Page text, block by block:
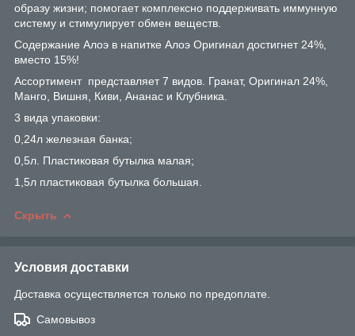
образу жизни; помогает комплексно поддерживать иммунную
систему и стимулирует обмен веществ.
Содержание Алоэ в напитке Алоэ Оригинал достигнет 24%,
вместо 15%!
Ассортимент представляет 7 видов. Гранат, Оригинал 24%,
Манго, Вишня, Киви, Ананас и Клубника.
3 вида упаковки:
0,24л железная банка;
0,5л. Пластиковая бутылка малая;
1,5л пластиковая бутылка большая.
Скрыть
Условия доставки
Доставка осуществляется только по предоплате.
Самовывоз